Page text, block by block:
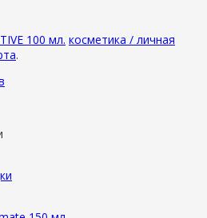
100 мл. косметика / личная
.